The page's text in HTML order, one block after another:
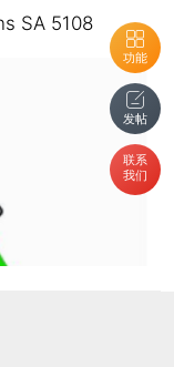
功能
发帖
联系
我们
SA 5108